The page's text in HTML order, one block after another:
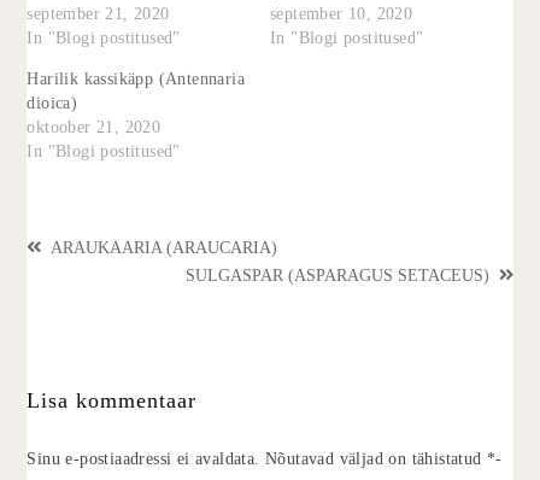
september 21, 2020
In "Blogi postitused"
september 10, 2020
In "Blogi postitused"
Harilik kassikäpp (Antennaria
dioica)
oktoober 21, 2020
In "Blogi postitused"
ARAUKAARIA (ARAUCARIA)
SULGASPAR (ASPARAGUS SETACEUS)
Lisa kommentaar
Sinu e-postiaadressi ei avaldata. Nõutavad väljad on tähistatud *-